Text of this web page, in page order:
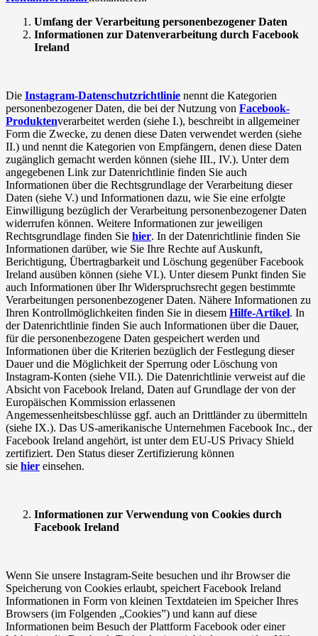
Umfang der Verarbeitung personenbezogener Daten
Informationen zur Datenverarbeitung durch Facebook
Ireland
Die Instagram-Datenschutzrichtlinie nennt die Kategorien
personenbezogener Daten, die bei der Nutzung von Facebook-
Produktenverarbeitet werden (siehe I.), beschreibt in allgemeiner
Form die Zwecke, zu denen diese Daten verwendet werden (siehe
II.) und nennt die Kategorien von Empfängern, denen diese Daten
zugänglich gemacht werden können (siehe III., IV.). Unter dem
angegebenen Link zur Datenrichtlinie finden Sie auch
Informationen über die Rechtsgrundlage der Verarbeitung dieser
Daten (siehe V.) und Informationen dazu, wie Sie eine erfolgte
Einwilligung bezüglich der Verarbeitung personenbezogener Daten
widerrufen können. Weitere Informationen zur jeweiligen
Rechtsgrundlage finden Sie hier. In der Datenrichtlinie finden Sie
Informationen darüber, wie Sie Ihre Rechte auf Auskunft,
Berichtigung, Übertragbarkeit und Löschung gegenüber Facebook
Ireland ausüben können (siehe VI.). Unter diesem Punkt finden Sie
auch Informationen über Ihr Widerspruchsrecht gegen bestimmte
Verarbeitungen personenbezogener Daten. Nähere Informationen zu
Ihren Kontrollmöglichkeiten finden Sie in diesem Hilfe-Artikel. In
der Datenrichtlinie finden Sie auch Informationen über die Dauer,
für die personenbezogene Daten gespeichert werden und
Informationen über die Kriterien bezüglich der Festlegung dieser
Dauer und die Möglichkeit der Sperrung oder Löschung von
Instagram-Konten (siehe VII.). Die Datenrichtlinie verweist auf die
Absicht von Facebook Ireland, Daten auf Grundlage der von der
Europäischen Kommission erlassenen
Angemessenheitsbeschlüsse ggf. auch an Drittländer zu übermitteln
(siehe IX.). Das US-amerikanische Unternehmen Facebook Inc., der
Facebook Ireland angehört, ist unter dem EU-US Privacy Shield
zertifiziert. Den Status dieser Zertifizierung können
sie hier einsehen.
Informationen zur Verwendung von Cookies durch
Facebook Ireland
Wenn Sie unsere Instagram-Seite besuchen und ihr Browser die
Speicherung von Cookies erlaubt, speichert Facebook Ireland
Informationen in Form von kleinen Textdateien im Speicher Ihres
Browsers (im Folgenden „Cookies”) und kann auf diese
Informationen beim Besuch der Plattform Facebook oder einer